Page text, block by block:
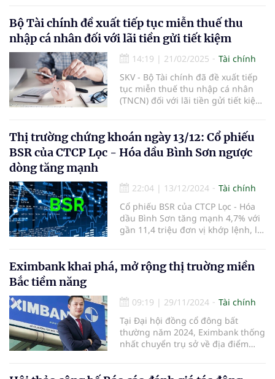
Bộ Tài chính đề xuất tiếp tục miễn thuế thu
nhập cá nhân đối với lãi tiền gửi tiết kiệm
14:19 | 21/02/2025
Tài chính
SKV - Bộ Tài chính đã đề xuất tiếp
tục miễn thuế thu nhập cá nhân
(TNCN) đối với lãi tiền gửi tiết kiệm,
trợ nguồn vốn cho nền kinh tế.
Thị trường chứng khoán ngày 13/12: Cổ phiếu
BSR của CTCP Lọc - Hóa dầu Bình Sơn ngược
dòng tăng mạnh
22:04 | 13/12/2024
Tài chính
Cổ phiếu BSR của CTCP Lọc - Hóa
dầu Bình Sơn tăng mạnh 4,7% với
gần 11,4 triệu đơn vị khớp lệnh, là
Eximbank khai phá, mở rộng thị truờng miền
Bắc tiềm năng
09:19 | 29/11/2024
Tài chính
Tại Đại hội đồng cổ đông bất
thường năm 2024, Eximbank thống
nhất chuyển trụ sở về địa điểm